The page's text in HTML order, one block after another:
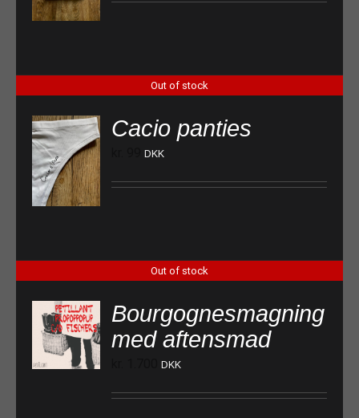
Out of stock
Cacio panties
DKK
Out of stock
Bourgognesmagning
med aftensmad
DKK